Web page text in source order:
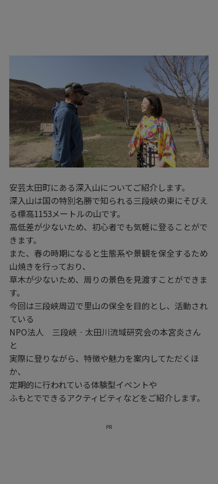
安芸太田町にある深入山についてご紹介します。
深入山は国の特別名勝で知られる三段峡の東にそびえ
る標高1153メートルの山です。
高低差が少ないため、初心者でも気軽に登ることがで
きます。
また、春の時期になると生態系や景観を保全するため
山焼きを行っており、
草木が少ないため、周りの景色を見渡すことができま
す。
今回は三段峡周辺で里山の保全を目的とし、活動され
ている
NPO法人 三段峡‐太田川流域研究会の本宮炎さん
と
実際に登りながら、特徴や魅力を案内してただくほ
か、
定期的に行われている体験型イベントや
ふもとでできるアクティビティなどをご紹介します。
PR